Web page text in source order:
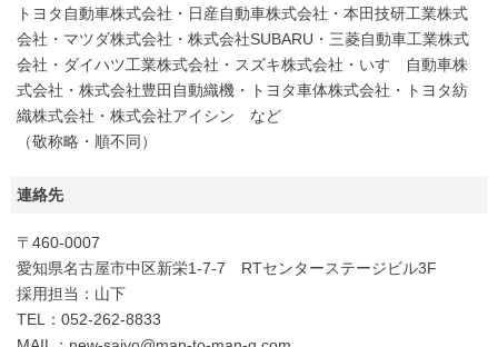
トヨタ自動車株式会社・日産自動車株式会社・本田技研工業株式
会社・マツダ株式会社・株式会社SUBARU・三菱自動車工業株式
会社・ダイハツ工業株式会社・スズキ株式会社・いすゞ自動車株
式会社・株式会社豊田自動織機・トヨタ車体株式会社・トヨタ紡
織株式会社・株式会社アイシン など
（敬称略・順不同）
連絡先
〒460-0007
愛知県名古屋市中区新栄1-7-7 RTセンターステージビル3F
採用担当：山下
TEL：052-262-8833